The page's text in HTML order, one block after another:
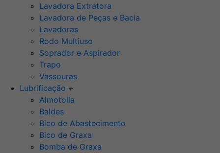
Lavadora Extratora
Lavadora de Peças e Bacia
Lavadoras
Rodo Multiuso
Soprador e Aspirador
Trapo
Vassouras
Lubrificação +
Almotolia
Baldes
Bico de Abastecimento
Bico de Graxa
Bomba de Graxa